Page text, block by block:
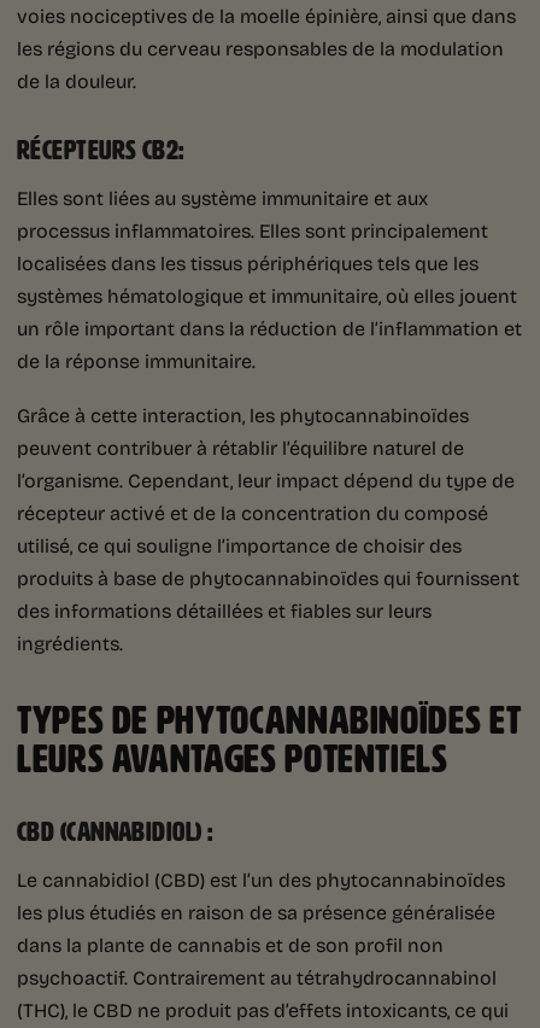
voies nociceptives de la moelle épinière, ainsi que dans
les régions du cerveau responsables de la modulation
de la douleur.
RÉCEPTEURS CB2:
Elles sont liées au système immunitaire et aux
processus inflammatoires. Elles sont principalement
localisées dans les tissus périphériques tels que les
systèmes hématologique et immunitaire, où elles jouent
un rôle important dans la réduction de l’inflammation et
de la réponse immunitaire.
Grâce à cette interaction, les phytocannabinoïdes
peuvent contribuer à rétablir l’équilibre naturel de
l’organisme. Cependant, leur impact dépend du type de
récepteur activé et de la concentration du composé
utilisé, ce qui souligne l’importance de choisir des
produits à base de phytocannabinoïdes qui fournissent
des informations détaillées et fiables sur leurs
ingrédients.
TYPES DE PHYTOCANNABINOÏDES ET
LEURS AVANTAGES POTENTIELS
CBD (CANNABIDIOL) :
Le cannabidiol (CBD) est l’un des phytocannabinoïdes
les plus étudiés en raison de sa présence généralisée
dans la plante de cannabis et de son profil non
psychoactif. Contrairement au tétrahydrocannabinol
(THC), le CBD ne produit pas d’effets intoxicants, ce qui